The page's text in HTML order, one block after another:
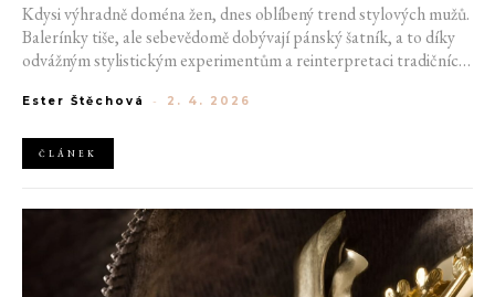
Kdysi výhradně doména žen, dnes oblíbený trend stylových mužů.
Balerínky tiše, ale sebevědomě dobývají pánský šatník, a to díky
odvážným stylistickým experimentům a reinterpretaci tradičních
sofistikovanou siluetu. Řekněme si na rovinu: Co udělá z muže
Ester Štěchová - 2. 4. 2026
ČLÁNEK